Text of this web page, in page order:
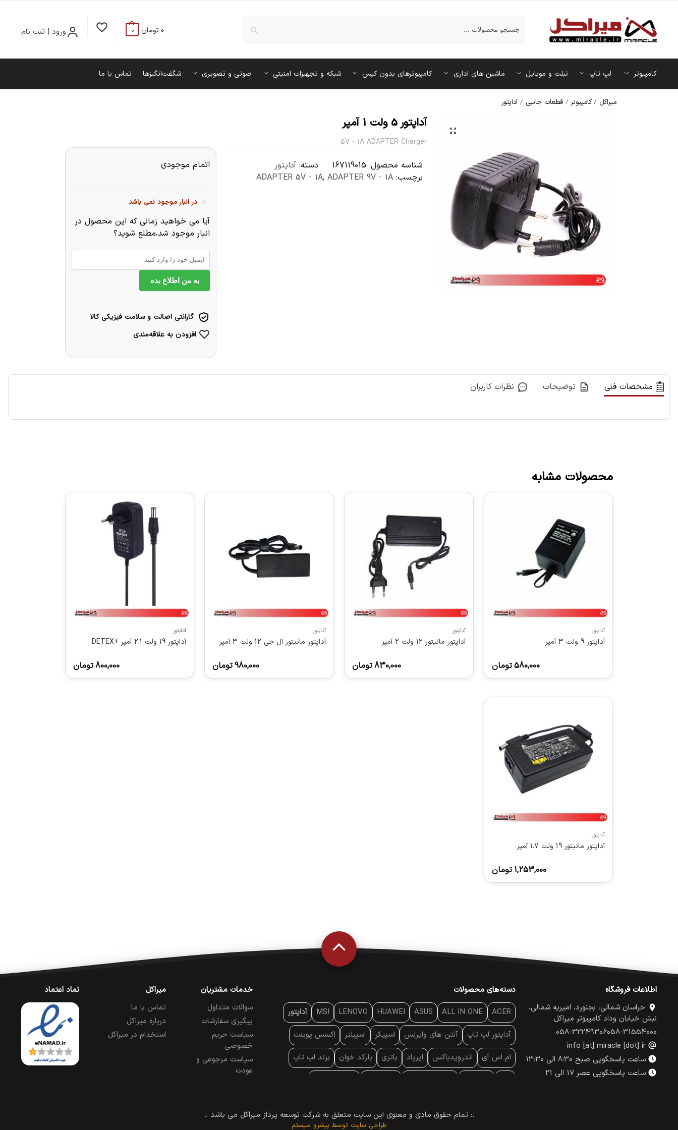
ورود | ثبت نام 0 تومان 0
کامپیوتر لپ تاپ تبلت و موبایل ماشین‌ های اداری کامپیوترهای بدون کیس شبکه و تجهیزات امنیتی صوتی و تصویری شگفت‌انگیزها تماس با ما
میراکل /کامپیوتر /قطعات جانبی /آداپتور
آداپتور 5 ولت 1 آمپر
5V - 1A ADAPTER Charger
شناسه محصول: 167119015 دسته:آداپتور
برچسب:
ADAPTER 5V - 1A, ADAPTER 9V - 1A
اتمام موجودی
در انبار موجود نمی باشد
آیا می خواهید زمانی که این محصول در
انبار موجود شد،مطلع شوید؟
به من اطلاع بده
گارانتی اصالت و سلامت فیزیکی کالا
افزودن به علاقه‌مندی
مشخصات فنی توضیحات نظرات کاربران
محصولات مشابه
آداپتور
آداپتور 9 ولت 3 آمپر
580,000تومان
آداپتور
آداپتور مانیتور 12 ولت 2 آمپر
830,000تومان
آداپتور
آداپتور مانیتور ال جی 12 ولت 3 آمپر
980,000تومان
آداپتور
آداپتور 19 ولت 2.1 آمپر +DETEX
800,000تومان
آداپتور
آداپتور مانیتور 19 ولت 1.7 آمپر
1,253,000 تومان
اطلاعات فروشگاه
خراسان شمالی، بجنورد، امیریه شمالی،
نبش خیابان وداد کامپیوتر میراکل
058-31554000
058-32249306
info [at] miracle [dot] ir
ساعت پاسخگویی صبح 8:30 الی 13:30
ساعت پاسخگویی عصر 17 الی 21
دسته‌های محصولات
ACER
ALL IN ONE
ASUS
HUAWEI
LENOVO
MSI
آداپتور
آداپتور لپ تاپ
آنتن‌ های وایرلس اسپیکر اسپیلتر
اکسس پوینت
ام اس آی
اندرویدباکس ایرپاد باتری بارکد خوان
برند لپ تاپ
پچ کورد شبکه
پد موس پردازنده پرده نمایش
پرینتر حرارتی
تبلت و موبایل تجهیزات پسیو شبکه
خدمات مشتریان
سوالات متداول
پیگیری سفارشات
سیاست حریم
خصوصی
سیاست مرجوعی و
عودت
میراکل
تماس با ما
درباره میراکل
استخدام در میراکل
نماد اعتماد
.: تمام حقوق مادی و معنوی این سایت متعلق به شرکت توسعه پرداز میراکل می باشد :.
طراحی سایت توسط پیشرو سیستم